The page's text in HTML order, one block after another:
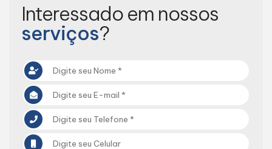
Interessado em nossos
serviços?